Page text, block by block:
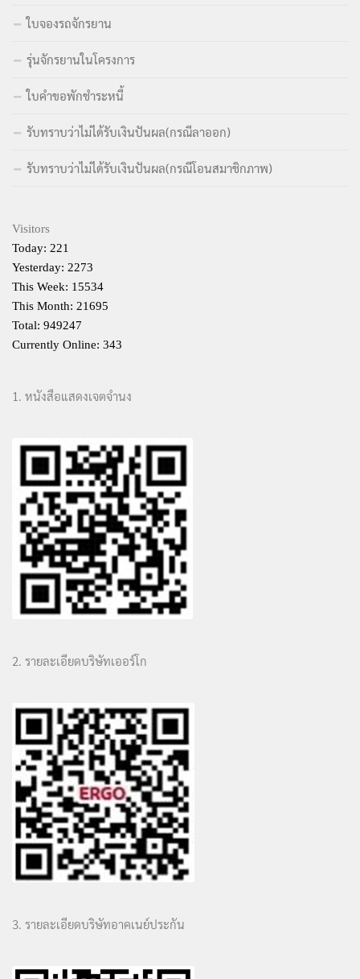
ใบจองรถจักรยาน
รุ่นจักรยานในโครงการ
ใบคำขอพักชำระหนี้
รับทราบว่าไม่ได้รับเงินปันผล(กรณีลาออก)
รับทราบว่าไม่ได้รับเงินปันผล(กรณีโอนสมาชิกภาพ)
Visitors
Today: 221
Yesterday: 2273
This Week: 15534
This Month: 21695
Total: 949247
Currently Online: 343
1. หนังสือแสดงเจตจำนง
2. รายละเอียดบริษัทเออร์โก
3. รายละเอียดบริษัทอาคเนย์ประกัน